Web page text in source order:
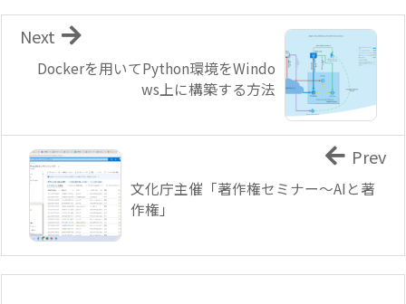
Dockerを用いてPython環境をWindo
ws上に構築する方法
Next
文化庁主催「著作権セミナー～AIと著
作権」
Prev